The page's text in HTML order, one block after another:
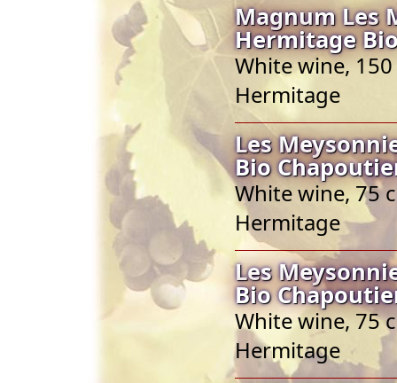
Magnum Les
Hermitage
White wine, 150
Hermitage
Les
Bio
White wine, 75
Hermitage
Les
Bio
White wine, 75
Hermitage